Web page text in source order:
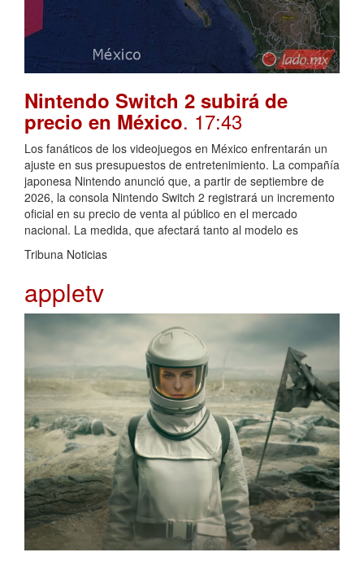
Nintendo Switch 2 subirá de
precio en México. 17:43
Los fanáticos de los videojuegos en México enfrentarán un
ajuste en sus presupuestos de entretenimiento. La compañía
japonesa Nintendo anunció que, a partir de septiembre de
2026, la consola Nintendo Switch 2 registrará un incremento
oficial en su precio de venta al público en el mercado
nacional. La medida, que afectará tanto al modelo es
Tribuna Noticias
appletv